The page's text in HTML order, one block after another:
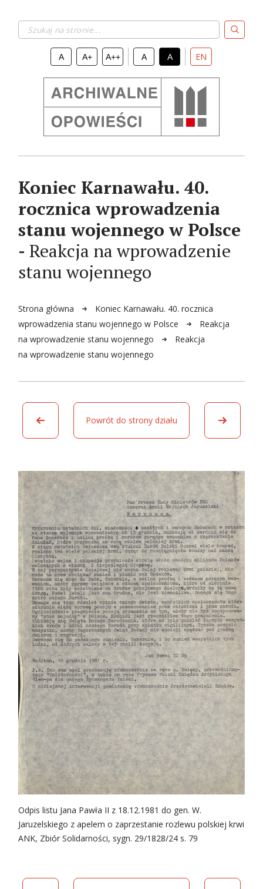
A A+ A++ A A EN
Koniec Karnawału. 40.
rocznica wprowadzenia
stanu wojennego w Polsce
-Reakcja na wprowadzenie
stanu wojennego
Strona główna
Koniec Karnawału. 40. rocznica
wprowadzenia stanu wojennego w Polsce
Reakcja
na wprowadzenie stanu wojennego
Reakcja
na wprowadzenie stanu wojennego
Powrót do strony działu
Odpis listu Jana Pawła II z 18.12.1981 do gen. W.
Jaruzelskiego z apelem o zaprzestanie rozlewu polskiej krwi
ANK, Zbiór Solidarności, sygn. 29/1828/24 s. 79